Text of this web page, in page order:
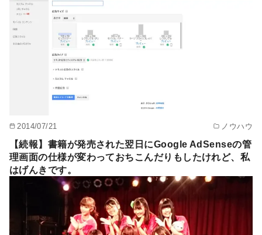
2014/07/21 ノウハウ
【続報】書籍が発売された翌日にGoogle AdSenseの管
理画面の仕様が変わっておちこんだりもしたけれど、私
はげんきです。